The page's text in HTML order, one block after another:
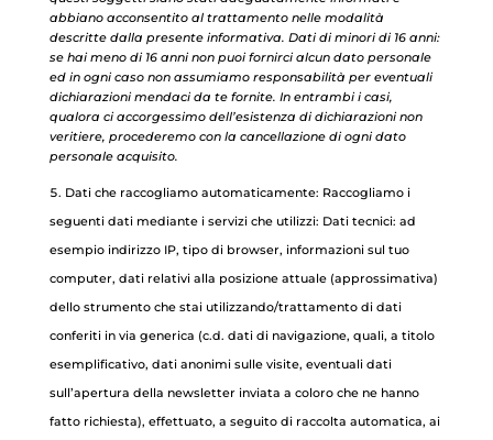
abbiano acconsentito al trattamento nelle modalità
descritte dalla presente informativa. Dati di minori di 16 anni:
se hai meno di 16 anni non puoi fornirci alcun dato personale
ed in ogni caso non assumiamo responsabilità per eventuali
dichiarazioni mendaci da te fornite. In entrambi i casi,
qualora ci accorgessimo dell’esistenza di dichiarazioni non
veritiere, procederemo con la cancellazione di ogni dato
personale acquisito.
Dati che raccogliamo automaticamente: Raccogliamo i
seguenti dati mediante i servizi che utilizzi: Dati tecnici: ad
esempio indirizzo IP, tipo di browser, informazioni sul tuo
computer, dati relativi alla posizione attuale (approssimativa)
dello strumento che stai utilizzando/trattamento di dati
conferiti in via generica (c.d. dati di navigazione, quali, a titolo
esemplificativo, dati anonimi sulle visite, eventuali dati
sull’apertura della newsletter inviata a coloro che ne hanno
fatto richiesta), effettuato, a seguito di raccolta automatica, ai